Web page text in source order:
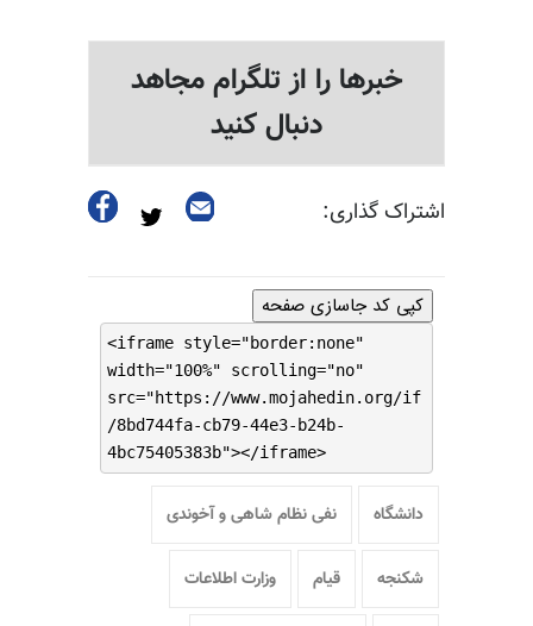
خبرها را از تلگرام مجاهد
دنبال کنید
اشتراک گذاری:
کپی کد جاسازی صفحه
<iframe style="border:none"
width="100%" scrolling="no"
src="https://www.mojahedin.org/if
/8bd744fa-cb79-44e3-b24b-
4bc75405383b"></iframe>
دانشگاه نفی نظام شاهی و آخوندی
شکنجه قیام وزارت اطلاعات